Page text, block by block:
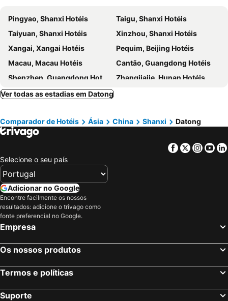
Pingyao, Shanxi Hotéis
Taigu, Shanxi Hotéis
Taiyuan, Shanxi Hotéis
Xinzhou, Shanxi Hotéis
Xangai, Xangai Hotéis
Pequim, Beijing Hotéis
Macau, Macau Hotéis
Cantão, Guangdong Hotéis
Shenzhen, Guangdong Hotéis
Zhangjiajie, Hunan Hotéis
Zhuhai, Guangdong Hotéis
Ver todas as estadias em Datong
Comparador de Hotéis Ásia China Shanxi Datong
Facebook
Twitter
Selecione o seu país
Adicionar no Google
Encontre facilmente os nossos
resultados: adicione o trivago como
fonte preferencial no Google.
Empresa
Os nossos produtos
Termos e políticas
Suporte